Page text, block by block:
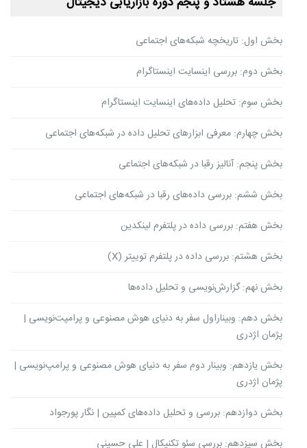
بخش اول: تاریخچه شبکه‌های اجتماعی
بخش دوم: بررسی اینسایت اینستاگرام
بخش سوم: تحلیل داده‌های اینسایت اینستاگرام
بخش چهارم: معرفی ابزارهای تحلیل داده در شبکه‌های اجتماعی
بخش پنجم: آنالیز رقبا در شبکه‌های اجتماعی
بخش ششم: بررسی داده‌های رقبا در شبکه‌های اجتماعی
بخش هفتم: بررسی داده‌ در پلتفرم لینکدین
بخش هشتم: بررسی داده‌ در پلتفرم توییتر (X)
بخش نهم: گزارش‌نویسی و تحلیل داده‌‌ها
بخش دهم: وبیناراول سفر به دنیای هوش مصنوعی و پرامپت‌نویسی |
پژمان اژدری
بخش یازدهم: وبینار دوم سفر به دنیای هوش مصنوعی و پرامپ‌نویسی |
پژمان اژدری
بخش دوازدهم: بررسی و تحلیل داده‌های کمپین | نگار پورجواد
بخش سیزدهم: بررسی سئو تکنیکال | علی حسینی